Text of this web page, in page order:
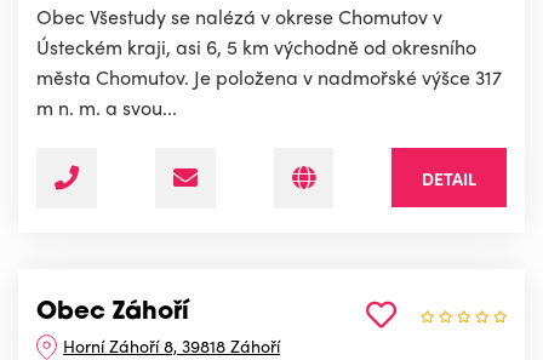
Obec Všestudy se nalézá v okrese Chomutov v
Ústeckém kraji, asi 6, 5 km východně od okresního
města Chomutov. Je položena v nadmořské výšce 317
m n. m. a svou...
DETAIL
Obec Záhoří
Horní Záhoří 8, 39818 Záhoří